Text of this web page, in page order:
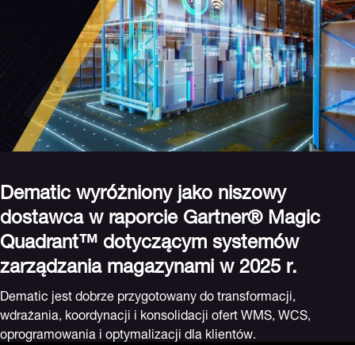
Dematic wyróżniony jako niszowy
dostawca w raporcie Gartner® Magic
Quadrant™ dotyczącym systemów
zarządzania magazynami w 2025 r.
Dematic jest dobrze przygotowany do transformacji,
wdrażania, koordynacji i konsolidacji ofert WMS, WCS,
oprogramowania i optymalizacji dla klientów.